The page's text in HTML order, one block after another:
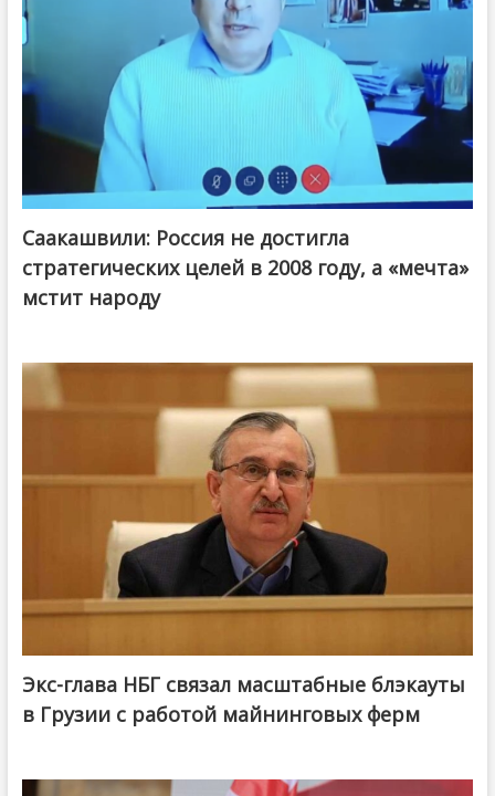
Саакашвили: Россия не достигла
стратегических целей в 2008 году, а «мечта»
мстит народу
Экс-глава НБГ связал масштабные блэкауты
в Грузии с работой майнинговых ферм